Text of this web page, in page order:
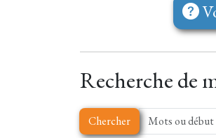
Recherche de
Chercher